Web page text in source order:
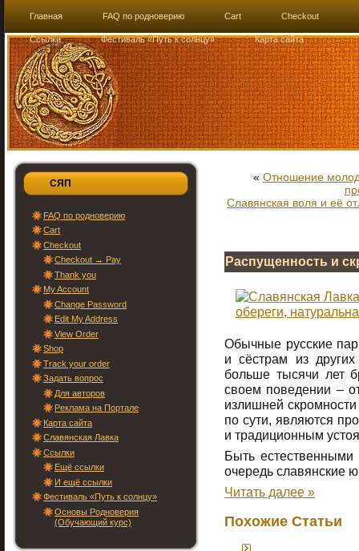
Главная FAQ по родноверию Cart Checkout
Ссылки Фестиваль «Путь к солнцу» Карта сайта
СЯП
FAQ по родноверию
Cart
Checkout
Checkout → Pay
Thank you
My Account
Change Password
Edit My Address
View Order
Shop
Track your order
Задать вопрос
Для авторов
Реклама на Портале
Карта сайта
Славянская Лавка
Ссылки
Ещё ссылки
И ещё ссылки
Фестиваль «Путь к солнцу»
Основы Родноверия
(Обучающий курс)
« Отношение
Славянская воля и её
Распущенность и
Обычные русские
и сёстрам из
больше тысячи лет
своем поведении –
излишней
по сути, являются
и традиционным
Быть
очередь славянские
Читать далее »
Похожие Статьи